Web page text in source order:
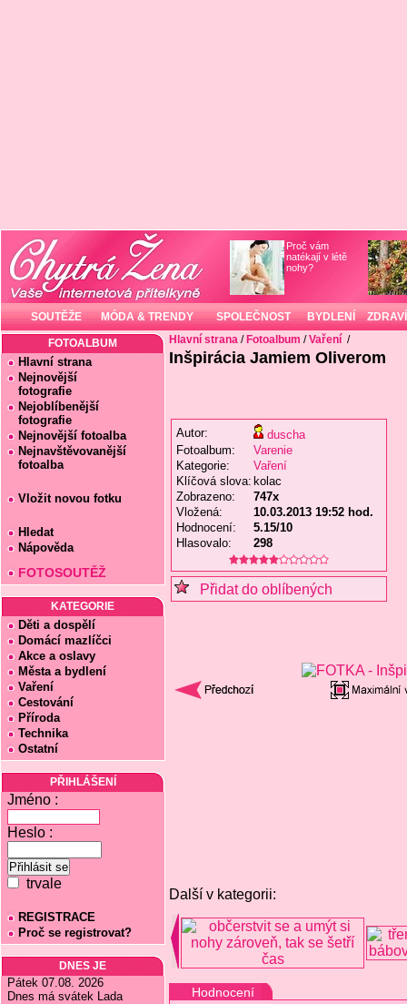
Proč vám
natékají v létě
nohy?
SOUTĚŽE MÓDA & TRENDY SPOLEČNOST BYDLENÍ ZDRAVÍ
FOTOALBUM
Hlavní strana
Nejnovější
fotografie
Nejoblíbenější
fotografie
Nejnovější fotoalba
Nejnavštěvovanější
fotoalba
Vložit novou fotku
Hledat
Nápověda
FOTOSOUTĚŽ
KATEGORIE
Děti a dospělí
Domácí mazlíčci
Akce a oslavy
Města a bydlení
Vaření
Cestování
Příroda
Technika
Ostatní
PŘIHLÁŠENÍ
Jméno :
Heslo :
trvale
REGISTRACE
Proč se registrovat?
DNES JE
Pátek 07.08. 2026
Dnes má svátek Lada
Hlavní strana / Fotoalbum /Vaření /
Inšpirácia Jamiem Oliverom
Autor:
duscha
Fotoalbum:
Varenie
Kategorie:
Vaření
Klíčová slova: kolac
Zobrazeno:
747x
Vložená:
10.03.2013 19:52 hod.
Hodnocení:
5.15/10
Hlasovalo:
298
Přidat do oblíbených
Další v kategorii:
Hodnocení